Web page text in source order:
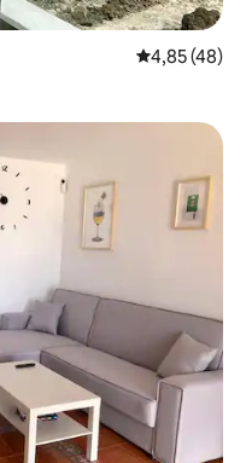
4,85 av 5 i
4,85 (48)